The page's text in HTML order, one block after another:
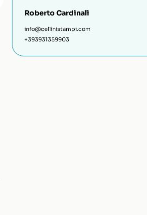
Roberto Cardinali
info@cellinistampi.com
+393931359903